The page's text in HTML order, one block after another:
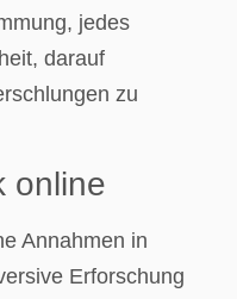
jedes
darauf
zu
online
Annahmen in
Erforschung